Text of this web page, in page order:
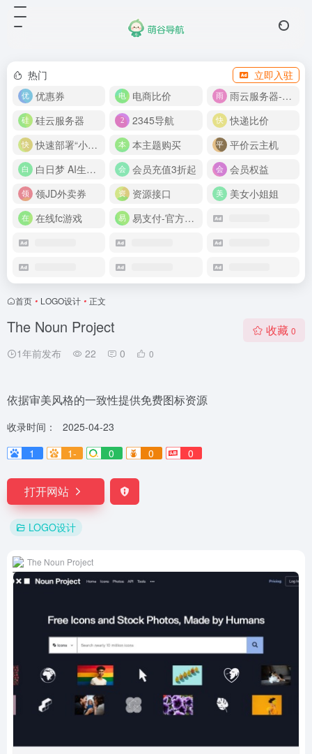
热门
立即入驻
优惠券
电商比价
雨云服务器-新人首月 5 折
硅云服务器
2345导航
快递比价
快速部署“小龙虾”
本主题购买
平价云主机
白日梦 AI生成50分钟视频
会员充值3折起
会员权益
领JD外卖券
资源接口
美女小姐姐
在线fc游戏
易支付-官方网站
首页 • LOGO设计 • 正文
The Noun Project
1年前发布 22 0 0
收藏 0
依据审美风格的一致性提供免费图标资源
收录时间：
2025-04-23
1
1- 0 0 0
打开网站
LOGO设计
The Noun Project